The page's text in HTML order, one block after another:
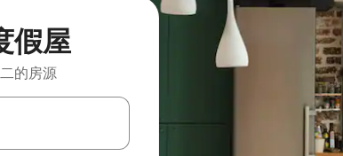
假屋
的房源
查看，或通过点击或滑动手势浏览。